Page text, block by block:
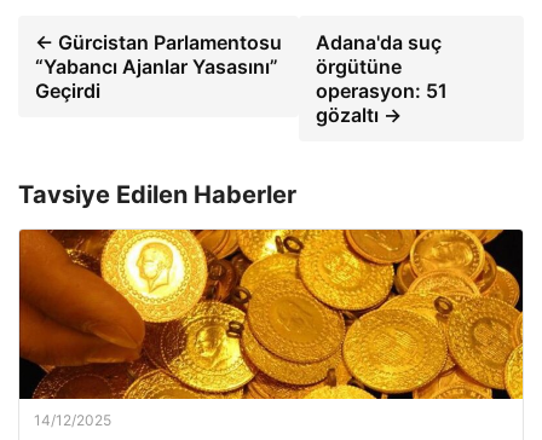
← Gürcistan Parlamentosu
“Yabancı Ajanlar Yasasını”
Geçirdi
Adana'da suç
örgütüne
operasyon: 51
gözaltı →
Tavsiye Edilen Haberler
14/12/2025